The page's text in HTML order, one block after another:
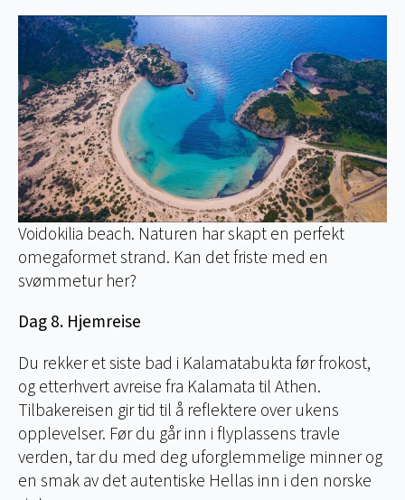
Voidokilia beach. Naturen har skapt en perfekt
omegaformet strand. Kan det friste med en
svømmetur her?
Dag 8. Hjemreise
Du rekker et siste bad i Kalamatabukta før frokost,
og etterhvert avreise fra Kalamata til Athen.
Tilbakereisen gir tid til å reflektere over ukens
opplevelser. Før du går inn i flyplassens travle
verden, tar du med deg uforglemmelige minner og
en smak av det autentiske Hellas inn i den norske